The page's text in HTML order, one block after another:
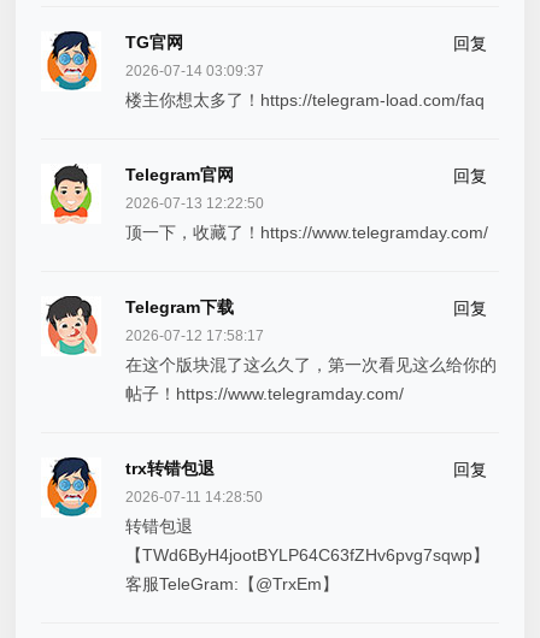
TG官网 回复
2026-07-14 03:09:37
楼主你想太多了！https://telegram-load.com/faq
Telegram官网 回复
2026-07-13 12:22:50
顶一下，收藏了！https://www.telegramday.com/
Telegram下载 回复
2026-07-12 17:58:17
在这个版块混了这么久了，第一次看见这么给你的
帖子！https://www.telegramday.com/
trx转错包退 回复
2026-07-11 14:28:50
转错包退
【TWd6ByH4jootBYLP64C63fZHv6pvg7sqwp】
客服TeleGram:【@TrxEm】